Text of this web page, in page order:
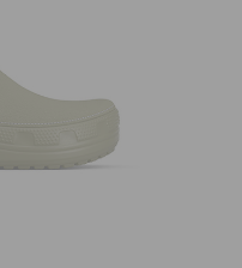
كروكس لمكان العمل